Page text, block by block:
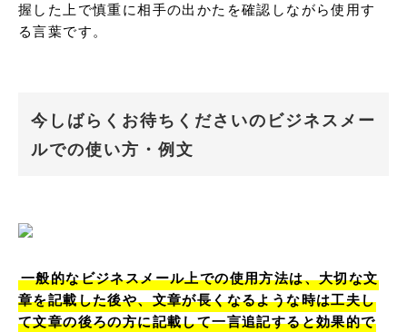
握した上で慎重に相手の出かたを確認しながら使用す
る言葉です。
今しばらくお待ちくださいのビジネスメー
ルでの使い方・例文
一般的なビジネスメール上での使用方法は、大切な文
章を記載した後や、文章が長くなるような時は工夫し
て文章の後ろの方に記載して一言追記すると効果的で